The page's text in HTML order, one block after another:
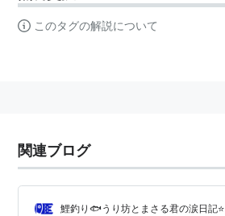
このタグの解説について
関連ブログ
鯉釣り🐟うり坊とまさる君の涙日記⭐